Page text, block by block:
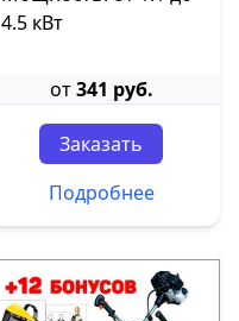
4.5 кВт
от341 руб.
Заказать
Подробнее